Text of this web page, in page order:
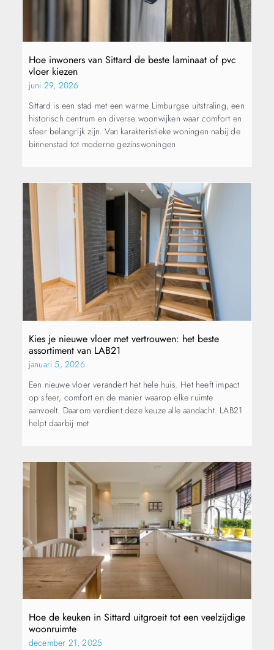
Hoe inwoners van Sittard de beste laminaat of pvc
vloer kiezen
juni 29, 2026
Sittard is een stad met een warme Limburgse uitstraling, een
historisch centrum en diverse woonwijken waar comfort en
sfeer belangrijk zijn. Van karakteristieke woningen nabij de
binnenstad tot moderne gezinswoningen
Kies je nieuwe vloer met vertrouwen: het beste
assortiment van LAB21
januari 5, 2026
Een nieuwe vloer verandert het hele huis. Het heeft impact
op sfeer, comfort en de manier waarop elke ruimte
aanvoelt. Daarom verdient deze keuze alle aandacht. LAB21
helpt daarbij met
Hoe de keuken in Sittard uitgroeit tot een veelzijdige
woonruimte
december 21, 2025